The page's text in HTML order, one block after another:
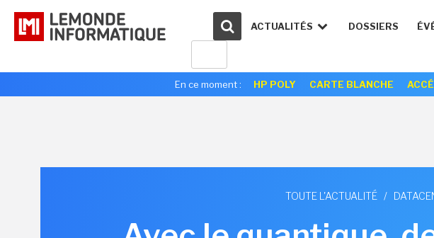
ACTUALITÉS DOSSIERS
En ce moment : HP POLY CARTE BLANCHE
TOUTE L'ACTUALITÉ /